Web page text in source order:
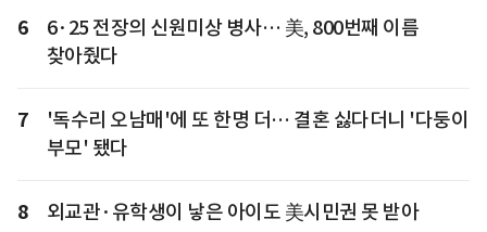
6
6·25 전장의 신원미상 병사… 美, 800번째 이름
찾아줬다
7
'독수리 오남매'에 또 한명 더… 결혼 싫다더니 '다둥이
부모' 됐다
8 외교관·유학생이 낳은 아이도 美시민권 못 받아